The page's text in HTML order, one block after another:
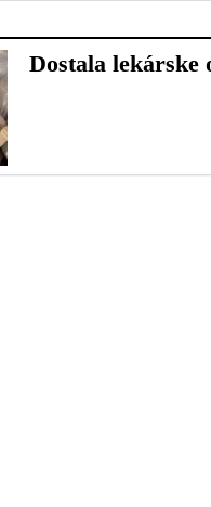
Dostala lekárske